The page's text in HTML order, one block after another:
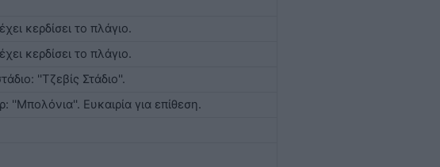
κερδίσει το πλάγιο.
κερδίσει το πλάγιο.
''Τζεβίς Στάδιο''.
Ευκαιρία για επίθεση.